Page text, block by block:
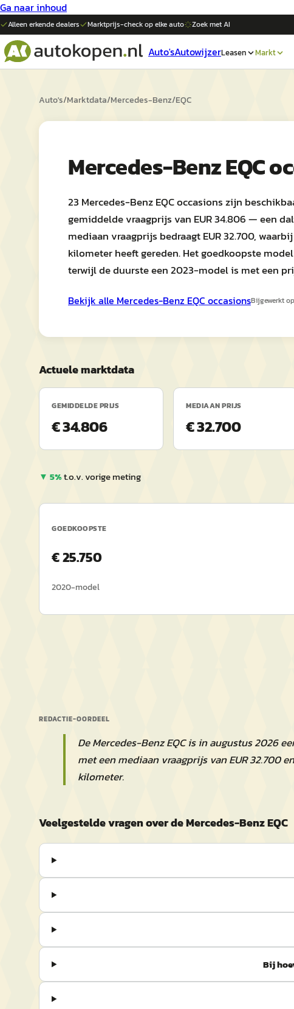
Ga naar inhoud
Alleen erkende dealers Marktprijs-check op elkeauto Zoek met AI
Auto'sAutowijzerLeasen Markt
Auto's/Marktdata/Mercedes-Benz/EQC
Mercedes-Benz EQC
23 Mercedes-Benz EQC occasions zijn
gemiddelde vraagprijs van EUR 34.806 — een
mediaan vraagprijs bedraagt EUR 32.700,
kilometer heeft gereden. Het goedkoopste
terwijl de duurste een 2023-model is met een
Bekijk alle Mercedes-Benz EQC occasionsBijgewerkt op
Actuele marktdata
GEMIDDELDE PRIJS
€ 34.806
MEDIAAN PRIJS
€ 32.700
▼ 5%t.o.v. vorige meting
GOEDKOOPSTE
€25.750
2020-model
REDACTIE-OORDEEL
De Mercedes-Benz EQC is in augustus 2026
met een mediaan vraagprijs van EUR 32.700
kilometer.
Veelgestelde vragen over de Mercedes-Benz EQC
Bij